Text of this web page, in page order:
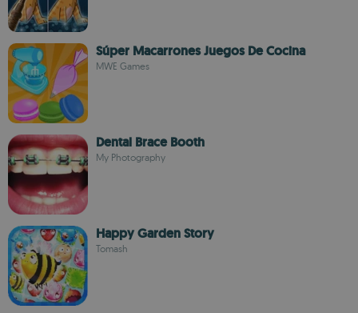
Súper Macarrones Juegos De Cocina
MWE Games
Dental Brace Booth
My Photography
Happy Garden Story
Tomash